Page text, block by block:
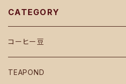
CATEGORY
コーヒー豆
TEAPOND